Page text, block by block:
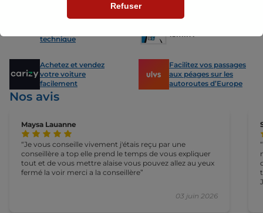
-15% sur votre
technique
15min !
Achetez et vendez
votre voiture
facilement
Facilitez vos passages
aux péages sur les
autoroutes d’Europe
Nos avis
Maysa Lauanne
03 juin 2026
Je vous conseille vivement j'étais reçu par une
conseillère a top elle prend le temps de vous expliquer
tout et de vous mettre alaise vous pouvez allez au yeux
fermé la voir merci a la conseillère
Refuser